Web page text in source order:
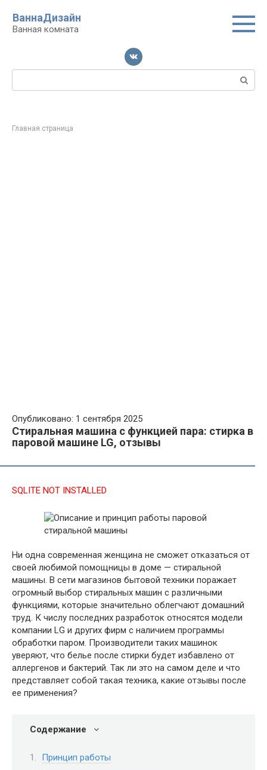
контенту
ВаннаДизайн
Ванная комната
Поиск:
Главная страница
Опубликовано: 1 сентября 2025
Стиральная машина с функцией пара: стирка в
паровой машине LG, отзывы
SQLITE NOT INSTALLED
Ни одна современная женщина не сможет отказаться от
своей любимой помощницы в доме — стиральной
машины. В сети магазинов бытовой техники поражает
огромный выбор стиральных машин с различными
функциями, которые значительно облегчают домашний
труд. К числу последних разработок относятся модели
компании LG и других фирм с наличием программы
обработки паром. Производители таких машинок
уверяют, что белье после стирки будет избавлено от
аллергенов и бактерий. Так ли это на самом деле и что
представляет собой такая техника, какие отзывы после
ее применения?
Содержание
Принцип работы